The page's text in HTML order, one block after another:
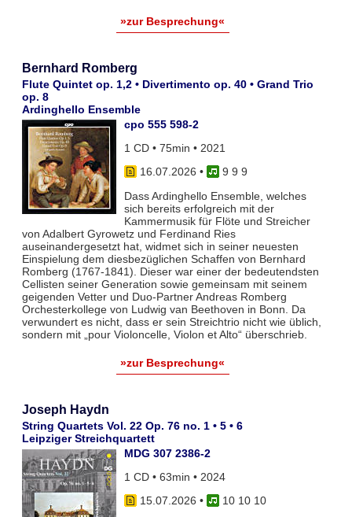
»zur Besprechung«
Bernhard Romberg
Flute Quintet op. 1,2 • Divertimento op. 40 • Grand Trio
op. 8
Ardinghello Ensemble
cpo 555 598-2
1 CD • 75min • 2021
16.07.2026 •
9 9 9
Dass Ardinghello Ensemble, welches
sich bereits erfolgreich mit der
Kammermusik für Flöte und Streicher
von Adalbert Gyrowetz und Ferdinand Ries
auseinandergesetzt hat, widmet sich in seiner neuesten
Einspielung dem diesbezüglichen Schaffen von Bernhard
Romberg (1767-1841). Dieser war einer der bedeutendsten
Cellisten seiner Generation sowie gemeinsam mit seinem
geigenden Vetter und Duo-Partner Andreas Romberg
Orchesterkollege von Ludwig van Beethoven in Bonn. Da
verwundert es nicht, dass er sein Streichtrio nicht wie üblich,
sondern mit „pour Violoncelle, Violon et Alto“ überschrieb.
»zur Besprechung«
Joseph Haydn
String Quartets Vol. 22 Op. 76 no. 1 • 5 • 6
Leipziger Streichquartett
MDG 307 2386-2
1 CD • 63min • 2024
15.07.2026 •
10 10 10